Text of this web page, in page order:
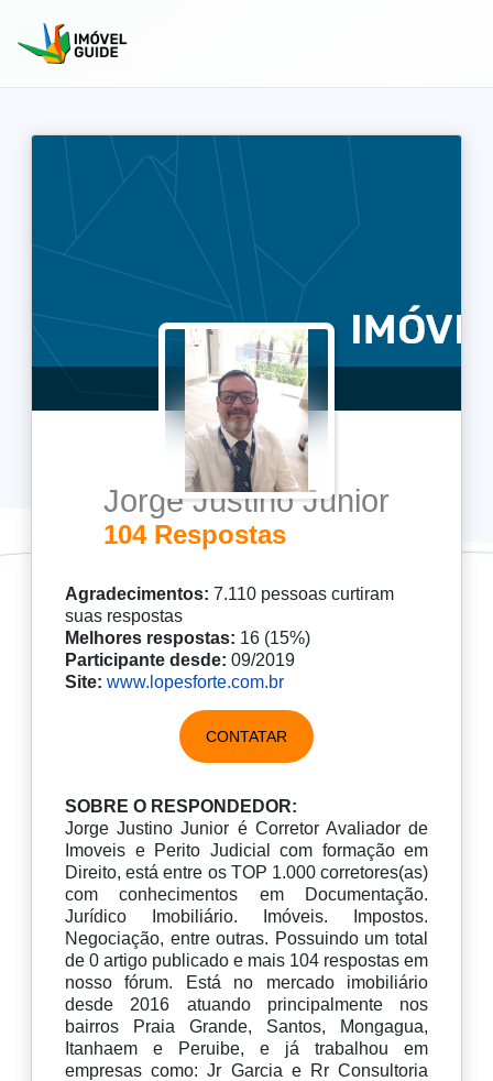
Jorge Justino Junior
104 Respostas
Agradecimentos: 7.110 pessoas curtiram
suas respostas
Melhores respostas: 16 (15%)
Participante desde: 09/2019
Site: www.lopesforte.com.br
CONTATAR
SOBRE O RESPONDEDOR:
Jorge Justino Junior é Corretor Avaliador de
Imoveis e Perito Judicial com formação em
Direito, está entre os TOP 1.000 corretores(as)
com conhecimentos em Documentação.
Jurídico Imobiliário. Imóveis. Impostos.
Negociação, entre outras. Possuindo um total
de 0 artigo publicado e mais 104 respostas em
nosso fórum. Está no mercado imobiliário
desde 2016 atuando principalmente nos
bairros Praia Grande, Santos, Mongagua,
Itanhaem e Peruibe, e já trabalhou em
empresas como: Jr Garcia e Rr Consultoria